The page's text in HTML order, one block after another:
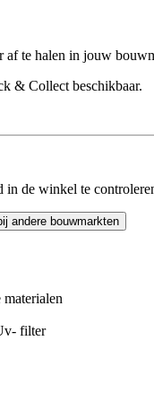
af te halen in jouw
& Collect beschikbaar.
in de winkel te
andere bouwmarkten
filter